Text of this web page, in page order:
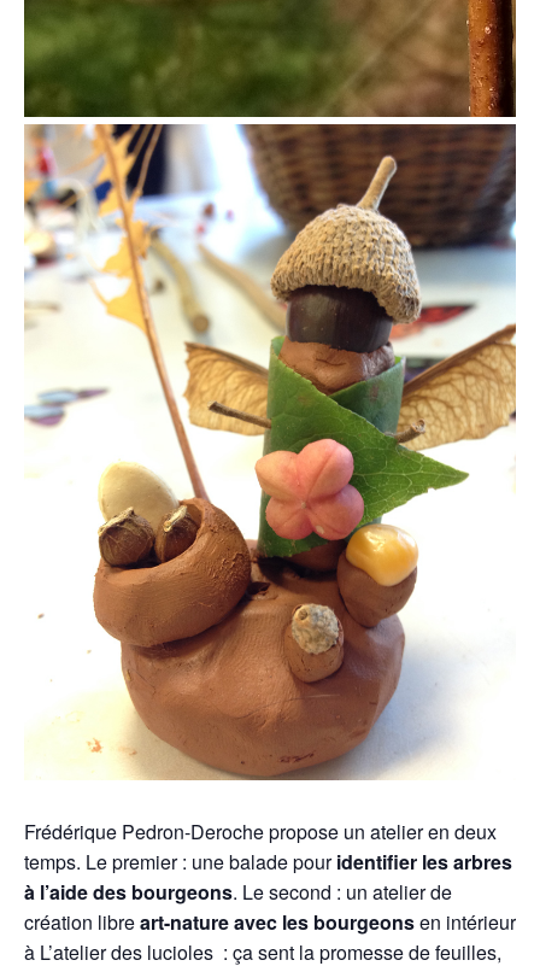
Frédérique Pedron-Deroche propose un atelier en deux
temps. Le premier : une balade pouridentifier les arbres
à l’aide des bourgeons. Le second : un atelier de
création libreart-nature avec les bourgeonsen intérieur
à L’atelier des lucioles : ça sent la promesse de feuilles,